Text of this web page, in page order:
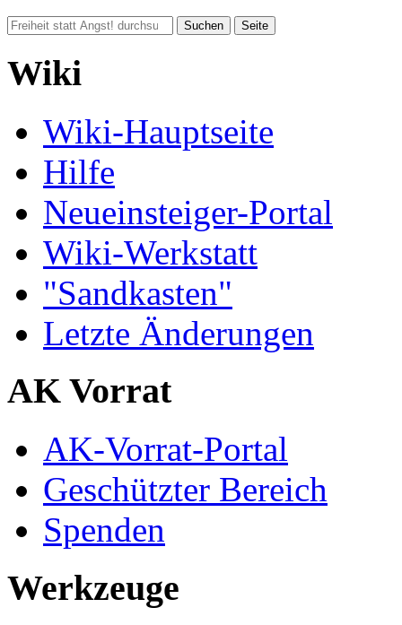
Wiki
Wiki-Hauptseite
Hilfe
Neueinsteiger-Portal
Wiki-Werkstatt
"Sandkasten"
Letzte Änderungen
AK Vorrat
AK-Vorrat-Portal
Geschützter Bereich
Spenden
Werkzeuge